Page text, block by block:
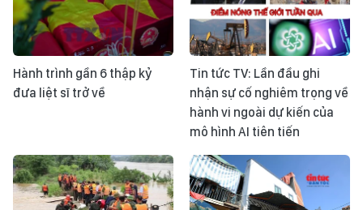
Hành trình gần 6 thập kỷ
đưa liệt sĩ trở về
Tin tức TV: Lần đầu ghi
nhận sự cố nghiêm trọng về
hành vi ngoài dự kiến của
mô hình AI tiên tiến